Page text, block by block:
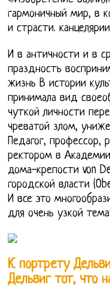
гармоничный мир, в
и страсти.
И в античности и в
праздность
жизнь В истории
принимала вид
чуткой личности
чреватой злом,
Педагог, профессор,
ректором в
дома-крепости von
городской власти
И все это
для очень узкой
К портрету
Дельвиг тот, что